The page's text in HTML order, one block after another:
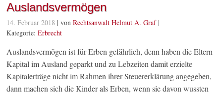
Auslandsvermögen
14. Februar 2018 | vonRechtsanwalt Helmut A. Graf|
Kategorie:Erbrecht
Auslandsvermögen ist für Erben gefährlich, denn haben die Eltern
Kapital im Ausland geparkt und zu Lebzeiten damit erzielte
Kapitalerträge nicht im Rahmen ihrer Steuererklärung angegeben,
dann machen sich die Kinder als Erben, wenn sie davon wussten